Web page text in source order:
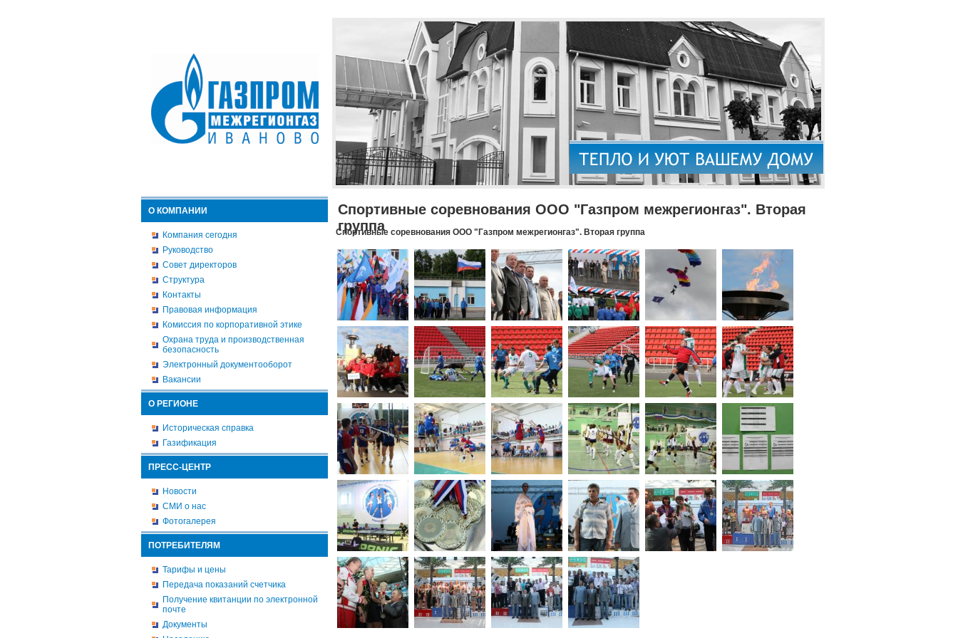
О КОМПАНИИ
Компания сегодня
Руководство
Совет директоров
Структура
Контакты
Правовая информация
Комиссия по корпоративной этике
Охрана труда и производственная
безопасность
Электронный документооборот
Вакансии
О РЕГИОНЕ
Историческая справка
Газификация
ПРЕСС-ЦЕНТР
Новости
СМИ о нас
Фотогалерея
ПОТРЕБИТЕЛЯМ
Тарифы и цены
Передача показаний счетчика
Получение квитанции по электронной
почте
Документы
Спортивные соревнования ООО "Газпром межрегионгаз". Вторая
группа
Спортивные соревнования ООО "Газпром межрегионгаз". Вторая группа